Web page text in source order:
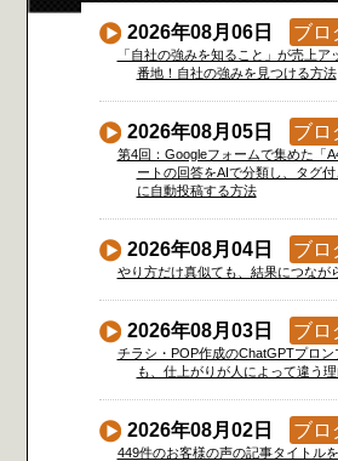
2026年08月06日 ブロ
「自社の強みを知ること」が売上ア
番地！自社の強みを見つける方法
2026年08月05日 ブロ
第4回：Googleフォームで集めた「
ートの回答をAIで分類し、タグ
に自動投稿する方法
2026年08月04日 ブロ
やり方だけ真似ても、結果につなが
2026年08月03日 ブロ
チラシ・POP作成のChatGPTプロン
も、仕上がりが人によって違う理
2026年08月02日 ブロ
449件のお客様の声の記事タイトル